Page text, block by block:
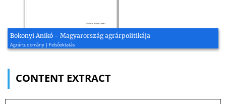
Bokonyi Anikó - Magyarország agrárpolitikája
Agrártudomány | Felsőoktatás
CONTENT EXTRACT